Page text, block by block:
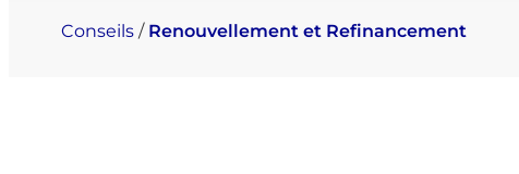
Conseils/ Renouvellement et Refinancement